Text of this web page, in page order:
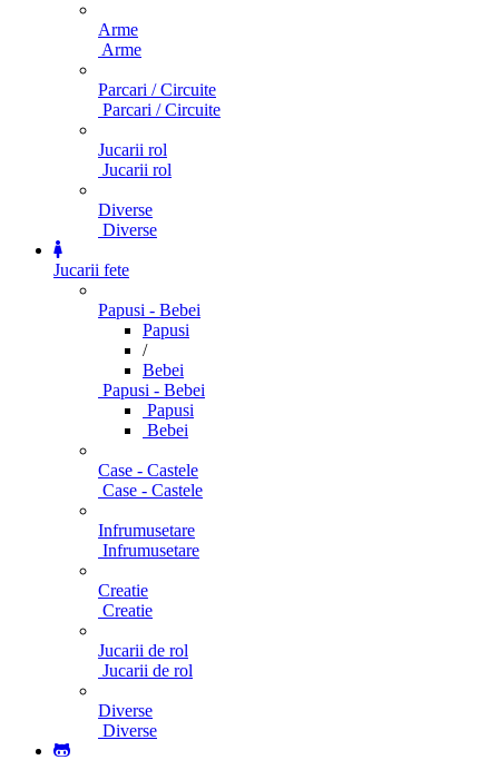
Arme
Arme
Parcari / Circuite
Parcari / Circuite
Jucarii rol
Jucarii rol
Diverse
Diverse
Jucarii fete
Papusi - Bebei
Papusi
/
Bebei
Papusi - Bebei
Papusi
Bebei
Case - Castele
Case - Castele
Infrumusetare
Infrumusetare
Creatie
Creatie
Jucarii de rol
Jucarii de rol
Diverse
Diverse